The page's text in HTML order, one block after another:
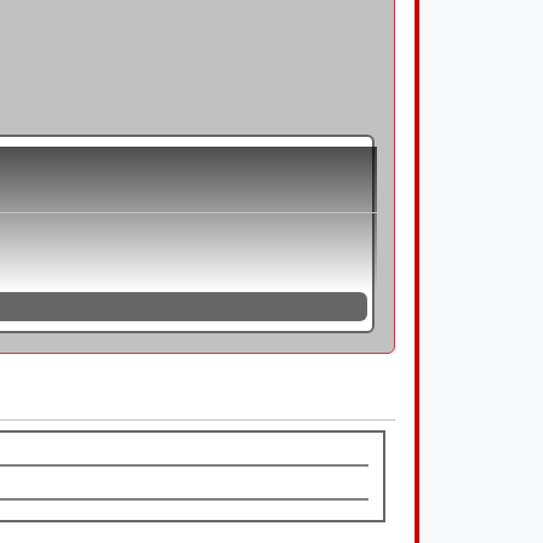
Presszylinder gepresst. Der
Pressweg bei relativ geringer
die Pressen mit einer Kraft-Weg-